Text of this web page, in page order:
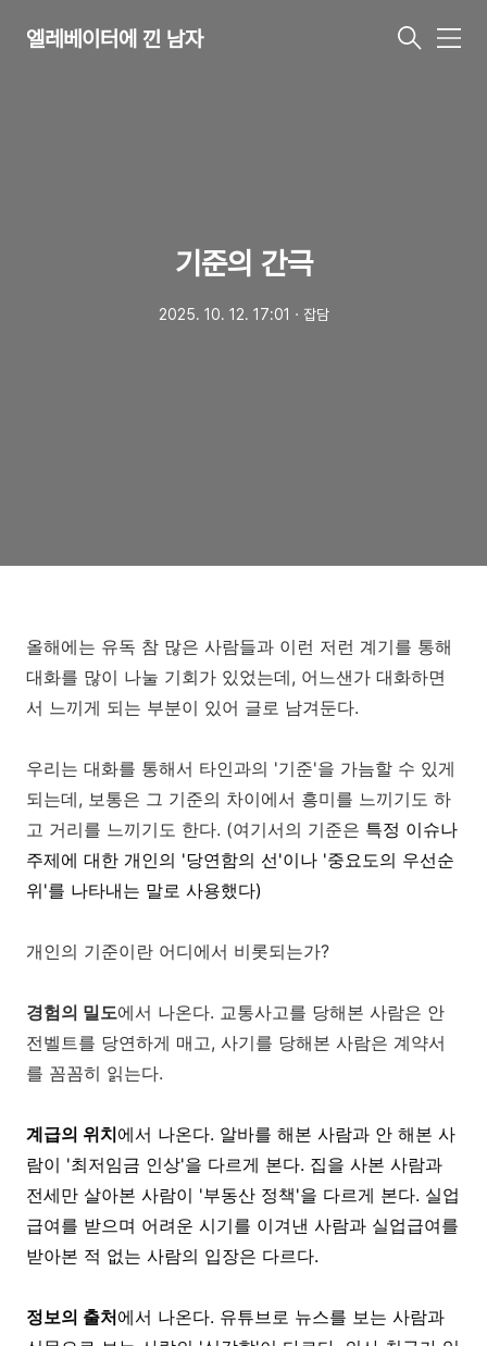
엘레베이터에 낀 남자
메
기준의 간극
2025. 10. 12. 17:01 ㆍ 잡담
올해에는 유독 참 많은 사람들과 이런 저런 계기를 통해
대화를 많이 나눌 기회가 있었는데, 어느샌가 대화하면
서 느끼게 되는 부분이 있어 글로 남겨둔다.
우리는 대화를 통해서 타인과의 '기준'을 가늠할 수 있게
되는데, 보통은 그 기준의 차이에서 흥미를 느끼기도 하
고 거리를 느끼기도 한다. (여기서의 기준은 특정 이슈나
주제에 대한 개인의 '당연함의 선'이나 '중요도의 우선순
위'를 나타내는 말로 사용했다)
개인의 기준이란 어디에서 비롯되는가?
경험의 밀도에서 나온다. 교통사고를 당해본 사람은 안
전벨트를 당연하게 매고, 사기를 당해본 사람은 계약서
를 꼼꼼히 읽는다.
계급의 위치에서 나온다. 알바를 해본 사람과 안 해본 사
람이 '최저임금 인상'을 다르게 본다. 집을 사본 사람과
전세만 살아본 사람이 '부동산 정책'을 다르게 본다. 실업
급여를 받으며 어려운 시기를 이겨낸 사람과 실업급여를
받아본 적 없는 사람의 입장은 다르다.
정보의 출처에서 나온다. 유튜브로 뉴스를 보는 사람과